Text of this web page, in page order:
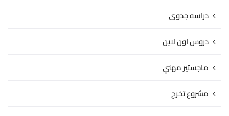
دراسه جدوى
دروس اون لاين
ماجستير مهني
مشروع تخرج